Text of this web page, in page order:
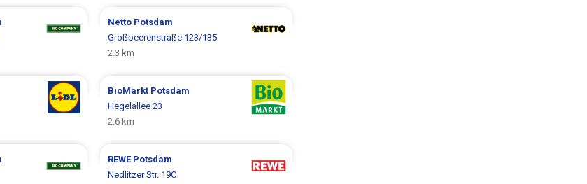
Netto Potsdam
Großbeerenstraße 123/135
2.3 km
BioMarkt Potsdam
Hegelallee 23
2.6 km
REWE Potsdam
Nedlitzer Str. 19C